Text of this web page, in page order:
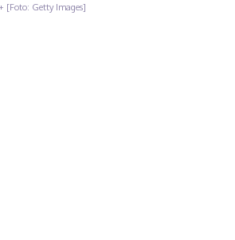
[Foto: Getty Images]